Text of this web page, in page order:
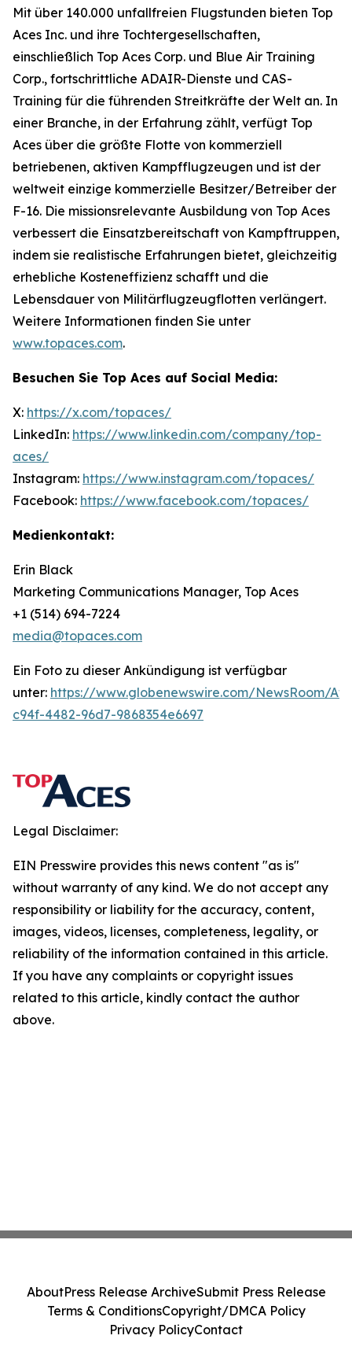
Mit über 140.000 unfallfreien Flugstunden bieten Top
Aces Inc. und ihre Tochtergesellschaften,
einschließlich Top Aces Corp. und Blue Air Training
Corp., fortschrittliche ADAIR-Dienste und CAS-
Training für die führenden Streitkräfte der Welt an. In
einer Branche, in der Erfahrung zählt, verfügt Top
Aces über die größte Flotte von kommerziell
betriebenen, aktiven Kampfflugzeugen und ist der
weltweit einzige kommerzielle Besitzer/Betreiber der
F-16. Die missionsrelevante Ausbildung von Top Aces
verbessert die Einsatzbereitschaft von Kampftruppen,
indem sie realistische Erfahrungen bietet, gleichzeitig
erhebliche Kosteneffizienz schafft und die
Lebensdauer von Militärflugzeugflotten verlängert.
Weitere Informationen finden Sie unter
www.topaces.com.
Besuchen Sie Top Aces auf Social Media:
X: https://x.com/topaces/
LinkedIn: https://www.linkedin.com/company/top-
aces/
Instagram: https://www.instagram.com/topaces/
Facebook: https://www.facebook.com/topaces/
Medienkontakt:
Erin Black
Marketing Communications Manager, Top Aces
+1 (514) 694-7224
media@topaces.com
Ein Foto zu dieser Ankündigung ist verfügbar
unter: https://www.globenewswire.com/NewsRoom/
c94f-4482-96d7-9868354e6697
Legal Disclaimer:
EIN Presswire provides this news content "as is"
without warranty of any kind. We do not accept any
responsibility or liability for the accuracy, content,
images, videos, licenses, completeness, legality, or
reliability of the information contained in this article.
If you have any complaints or copyright issues
related to this article, kindly contact the author
above.
AboutPress Release ArchiveSubmit Press Release
Terms & ConditionsCopyright/DMCA Policy
Privacy PolicyContact